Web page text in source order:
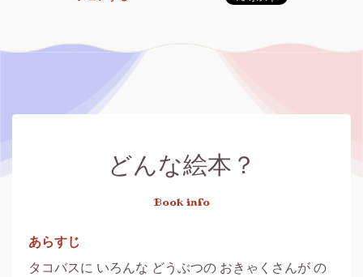
どんな絵本？
Book info
あらすじ
タコバスに いろんな どうぶつの おきゃくさんが の